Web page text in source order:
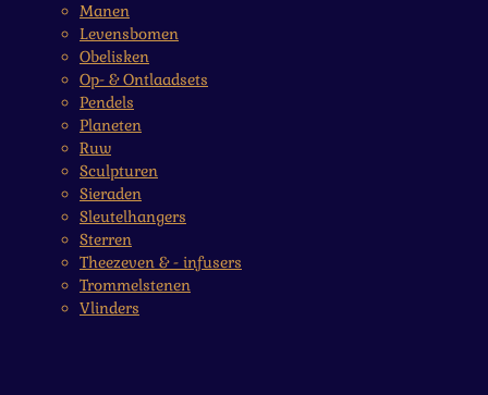
Manen
Levensbomen
Obelisken
Op- & Ontlaadsets
Pendels
Planeten
Ruw
Sculpturen
Sieraden
Sleutelhangers
Sterren
Theezeven & - infusers
Trommelstenen
Vlinders